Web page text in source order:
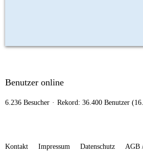
Benutzer online
6.236 Besucher Rekord: 36.400 Benutzer (
Kontakt Impressum Datenschutz AGB